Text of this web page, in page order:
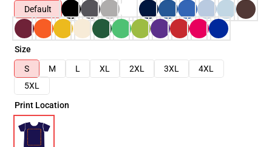
Default
Size
S
M L XL 2XL 3XL
4XL
5XL
Print Location